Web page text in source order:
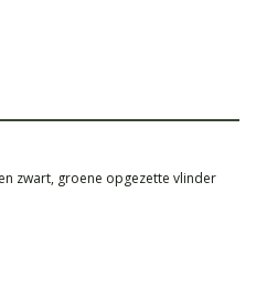
zwart, groene opgezette vlinder